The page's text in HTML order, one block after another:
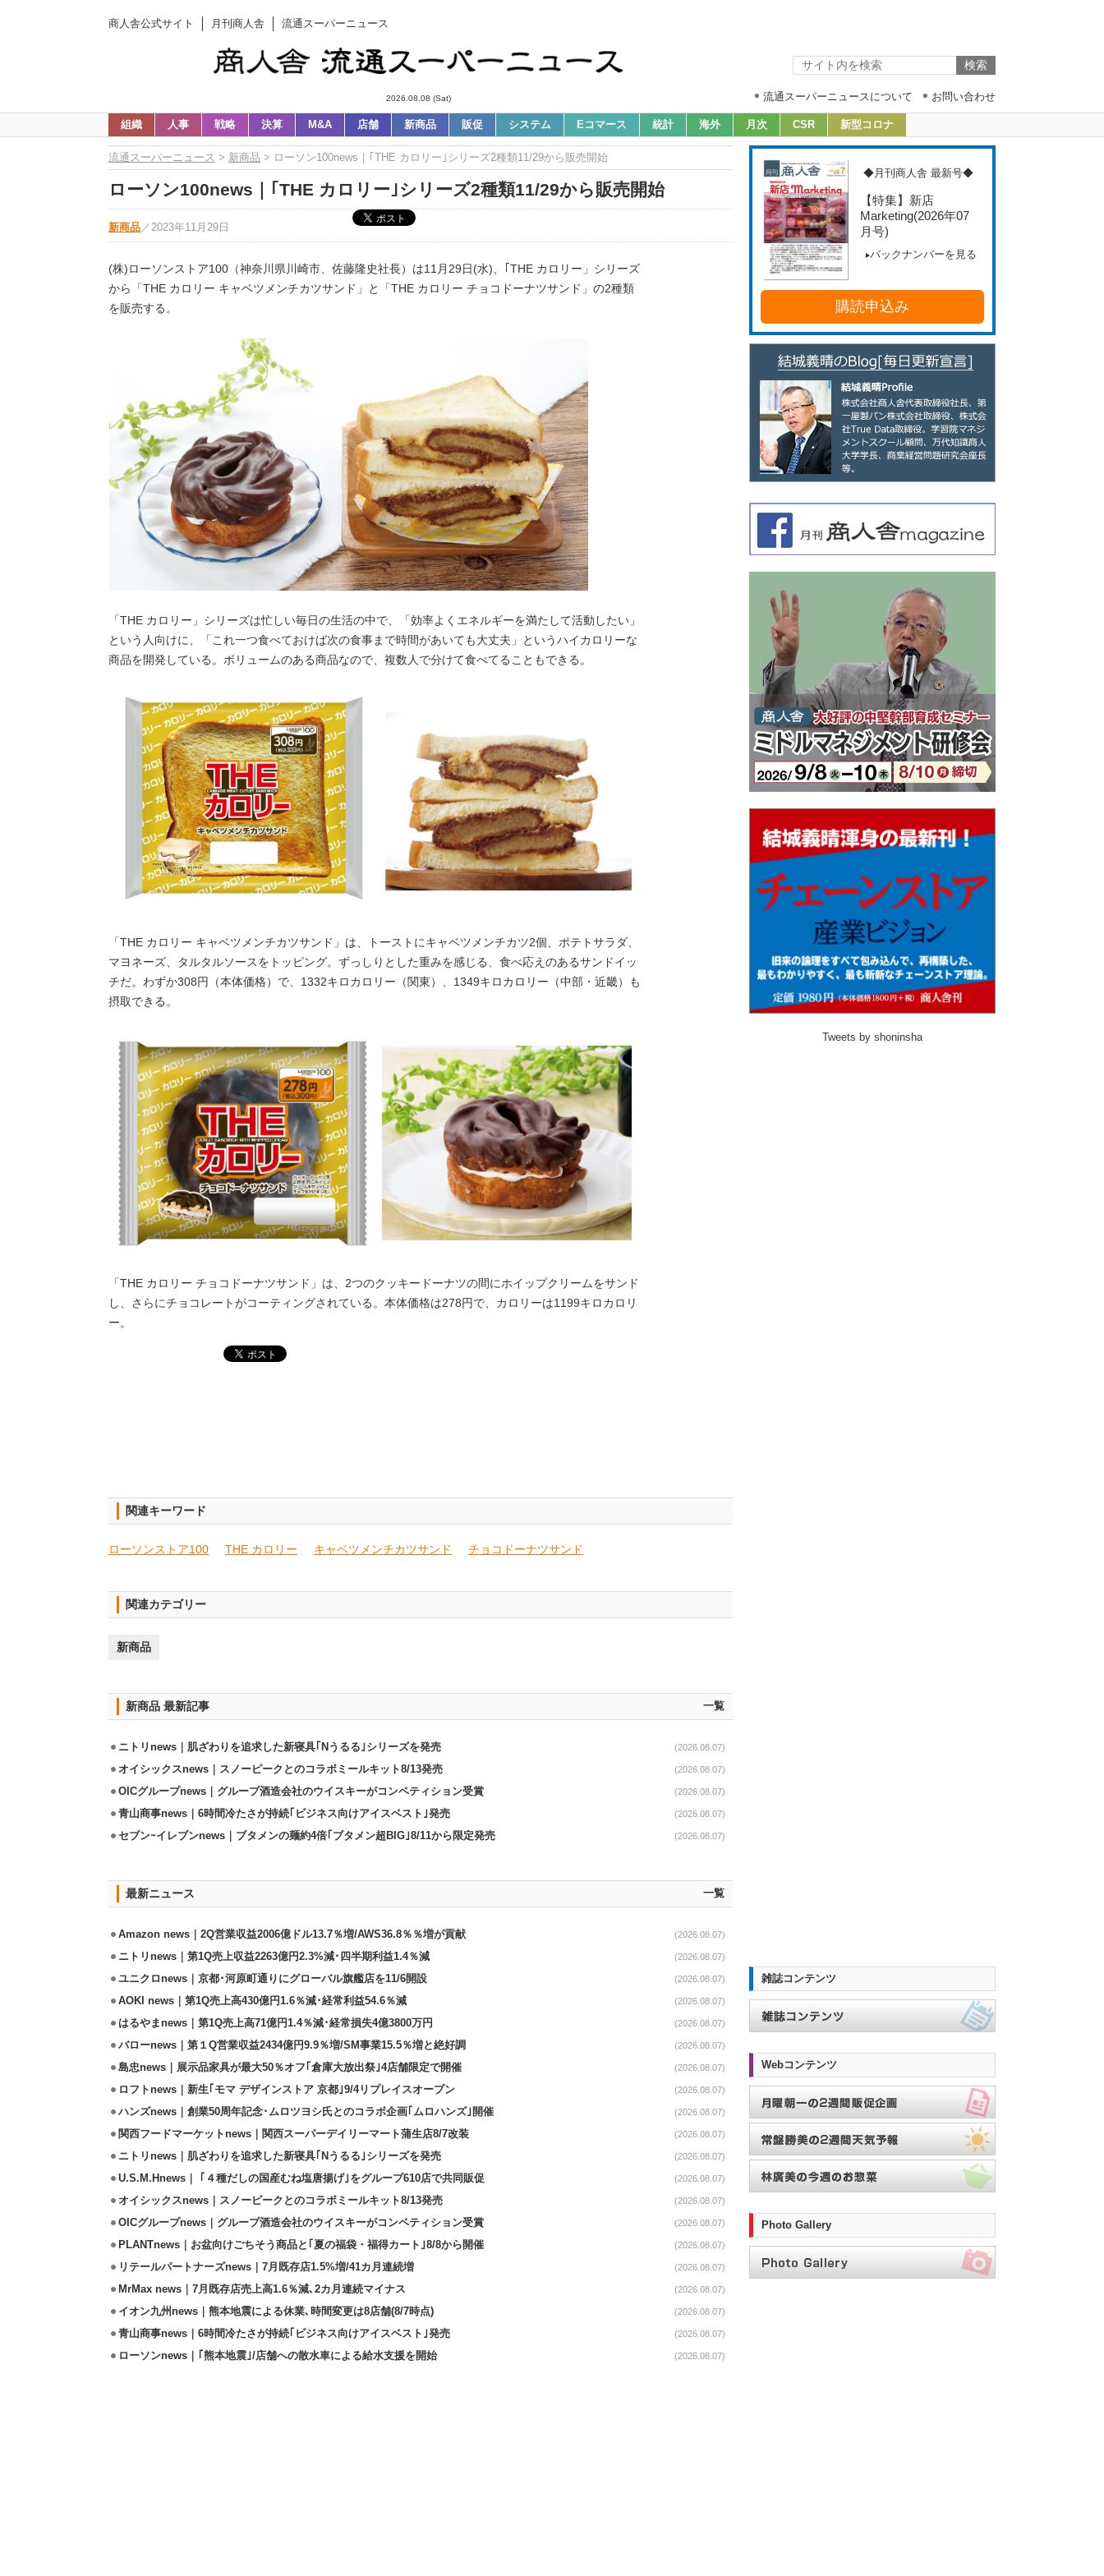
商人舎公式サイト 月刊商人舎 流通スーパーニュース
2026.08.08 (Sat) 流通スーパーニュースについて お問い合わせ
組織 人事 戦略 決算 M&A 店舗 新商品 販促 システム Eコマース 統計 海外 月次 CSR 新型コロナ
流通スーパーニュース > 新商品 > ローソン100news｜｢THE カロリー｣シリーズ2種類11/29から販売開始
ローソン100news｜｢THE カロリー｣シリーズ2種類11/29から販売開始
新商品 ／ 2023年11月29日
(株)ローソンストア100（神奈川県川崎市、佐藤隆史社長）は11月29日(水)、｢THE カロリー」シリーズ
から「THE カロリー キャベツメンチカツサンド」と「THE カロリー チョコドーナツサンド」の2種類
を販売する。
「THE カロリー」シリーズは忙しい毎日の生活の中で、「効率よくエネルギーを満たして活動したい」
という人向けに、「これ一つ食べておけば次の食事まで時間があいても大丈夫」というハイカロリーな
商品を開発している。ボリュームのある商品なので、複数人で分けて食べてることもできる。
「THE カロリー キャベツメンチカツサンド」は、トーストにキャベツメンチカツ2個、ポテトサラダ、
マヨネーズ、タルタルソースをトッピング。ずっしりとした重みを感じる、食べ応えのあるサンドイッ
チだ。わずか308円（本体価格）で、1332キロカロリー（関東）、1349キロカロリー（中部・近畿）も
摂取できる。
「THE カロリー チョコドーナツサンド」は、2つのクッキードーナツの間にホイップクリームをサンド
し、さらにチョコレートがコーティングされている。本体価格は278円で、カロリーは1199キロカロリ
ー。
関連キーワード
ローソンストア100 THE カロリー キャベツメンチカツサンド チョコドーナツサンド
関連カテゴリー
新商品
新商品 最新記事 一覧
ニトリnews｜肌ざわりを追求した新寝具｢Nうるる｣シリーズを発売 (2026.08.07)
オイシックスnews｜スノーピークとのコラボミールキット8/13発売 (2026.08.07)
OICグループnews｜グループ酒造会社のウイスキーがコンペティション受賞 (2026.08.07)
青山商事news｜6時間冷たさが持続｢ビジネス向けアイスベスト｣発売 (2026.08.07)
セブンｰイレブンnews｜ブタメンの麺約4倍｢ブタメン超BIG｣8/11から限定発売 (2026.08.07)
最新ニュース 一覧
Amazon news｜2Q営業収益2006億ドル13.7％増/AWS36.8％％増が貢献 (2026.08.07)
ニトリnews｜第1Q売上収益2263億円2.3%減･四半期利益1.4％減 (2026.08.07)
ユニクロnews｜京都･河原町通りにグローバル旗艦店を11/6開設 (2026.08.07)
AOKI news｜第1Q売上高430億円1.6％減･経常利益54.6％減 (2026.08.07)
はるやまnews｜第1Q売上高71億円1.4％減･経常損失4億3800万円 (2026.08.07)
バローnews｜第１Q営業収益2434億円9.9％増/SM事業15.5％増と絶好調 (2026.08.07)
島忠news｜展示品家具が最大50％オフ｢倉庫大放出祭｣4店舗限定で開催 (2026.08.07)
ロフトnews｜新生｢モマ デザインストア 京都｣9/4リプレイスオープン (2026.08.07)
ハンズnews｜創業50周年記念･ムロツヨシ氏とのコラボ企画｢ムロハンズ｣開催 (2026.08.07)
関西フードマーケットnews｜関西スーパーデイリーマート蒲生店8/7改装 (2026.08.07)
ニトリnews｜肌ざわりを追求した新寝具｢Nうるる｣シリーズを発売 (2026.08.07)
U.S.M.Hnews｜ ｢４種だしの国産むね塩唐揚げ｣をグループ610店で共同販促 (2026.08.07)
オイシックスnews｜スノーピークとのコラボミールキット8/13発売 (2026.08.07)
OICグループnews｜グループ酒造会社のウイスキーがコンペティション受賞 (2026.08.07)
PLANTnews｜お盆向けごちそう商品と｢夏の福袋・福得カート｣8/8から開催 (2026.08.07)
リテールパートナーズnews｜7月既存店1.5%増/41カ月連続増 (2026.08.07)
MrMax news｜7月既存店売上高1.6％減､2カ月連続マイナス (2026.08.07)
イオン九州news｜熊本地震による休業､時間変更は8店舗(8/7時点) (2026.08.07)
青山商事news｜6時間冷たさが持続｢ビジネス向けアイスベスト｣発売 (2026.08.07)
ローソンnews｜｢熊本地震｣/店舗への散水車による給水支援を開始 (2026.08.07)
◆月刊商人舎 最新号◆
【特集】新店
Marketing(2026年07
月号)
バックナンバーを見る
購読申込み
Tweets by shoninsha
雑誌コンテンツ
Webコンテンツ
Photo Gallery